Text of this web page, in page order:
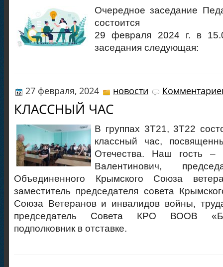
Очередное заседание
состоится
29 февраля 2024 г. в
заседания следующая:
27 февраля, 2024 новости
КЛАССНЫЙ ЧАС
В группах 3Т21, 3Т22
классный час,
Отечества. Наш гость
Валентинович,
Объединенного Крымского Союза
заместитель председателя совета
Союза Ветеранов и инвалидов войны,
председатель Совета КРО ВООВ
подполковник в отставке.